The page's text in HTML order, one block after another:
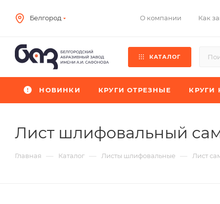
Белгород О компании Как
КАТАЛОГ
НОВИНКИ КРУГИ ОТРЕЗНЫЕ КРУГИ
Лист шлифовальный
Главная — Каталог — Листы шлифовальные — Лист